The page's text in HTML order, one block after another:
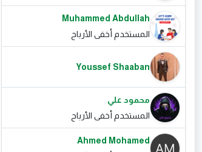
Muhammed Abdullah
المستخدم أخفى الأرباح
Youssef Shaaban
محمود علي
المستخدم أخفى الأرباح
Ahmed Mohamed